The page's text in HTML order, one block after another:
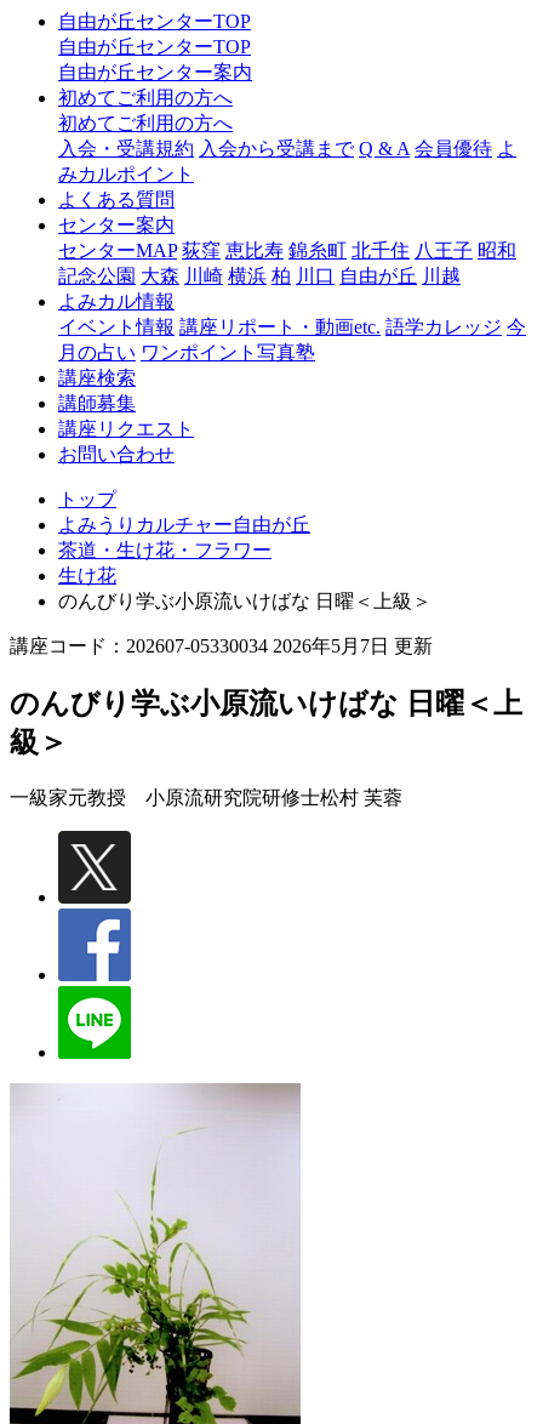
ャ
由
丘
自由が丘センターTOP
自由が丘センターTOP
自由が丘センター案内
初めてご利用の方へ
初めてご利用の方へ
入会・受講規約 入会から受講まで Q & A 会員優待 よ
みカルポイント
よくある質問
センター案内
センターMAP 荻窪 恵比寿 錦糸町 北千住 八王子 昭和
記念公園 大森 川崎 横浜 柏 川口 自由が丘 川越
よみカル情報
イベント情報 講座リポート・動画etc. 語学カレッジ 今
月の占い ワンポイント写真塾
講座検索
講師募集
講座リクエスト
お問い合わせ
トップ
よみうりカルチャー自由が丘
茶道・生け花・フラワー
生け花
のんびり学ぶ小原流いけばな 日曜＜上級＞
講座コード：202607-05330034 2026年5月7日 更新
のんびり学ぶ小原流いけばな 日曜＜上
級＞
一級家元教授 小原流研究院研修士松村 芙蓉